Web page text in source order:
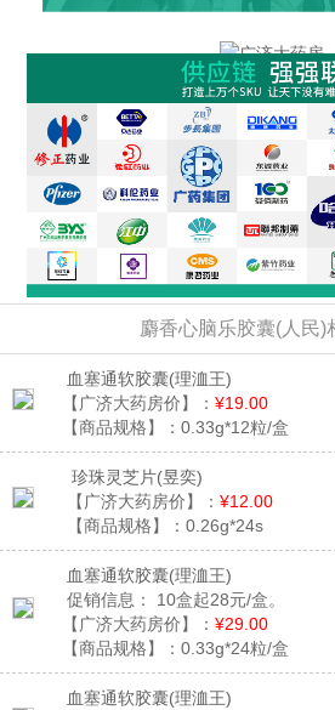
麝香心脑乐胶囊(人民)
血塞通软胶囊(理洫王)
【广济大药房价】： ¥19.00
【商品规格】： 0.33g*12粒/盒
珍珠灵芝片(昱奕)
【广济大药房价】： ¥12.00
【商品规格】： 0.26g*24s
血塞通软胶囊(理洫王)
促销信息：
10盒起28元/盒。
【广济大药房价】： ¥29.00
【商品规格】： 0.33g*24粒/盒
血塞通软胶囊(理洫王)